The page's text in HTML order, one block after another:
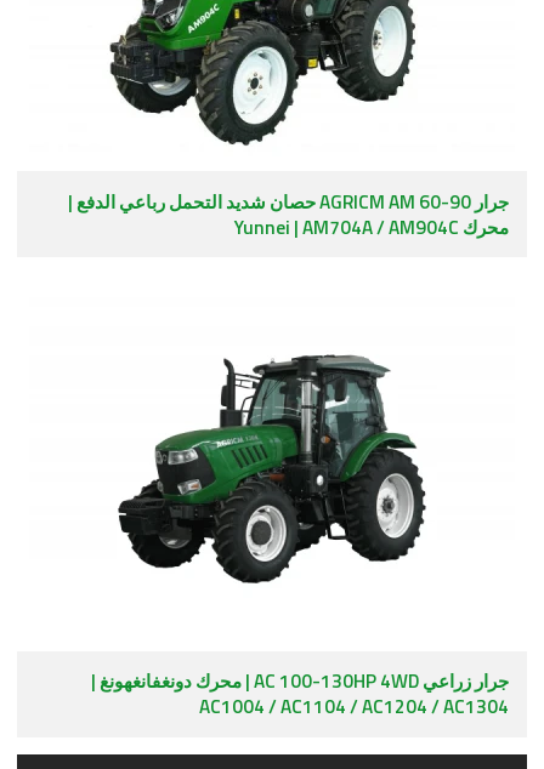
جرار AGRICM AM 60-90 حصان شديد التحمل رباعي الدفع |
محرك Yunnei | AM704A / AM904C
جرار زراعي AC 100-130HP 4WD | محرك دونغفانغهونغ |
AC1004 / AC1104 / AC1204 / AC1304